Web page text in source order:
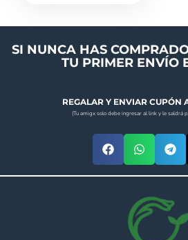
SI NUNCA HAS
TU PRIMER ENVÍO
REGALAR Y ENVIAR CUPÓN
(Tu amigx solo debe ingresar al link y le saldrá